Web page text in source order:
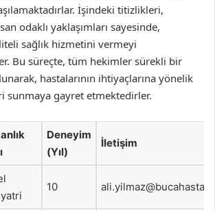
İşindeki titizlikleri,
odaklı yaklaşımları sayesinde,
sağlık hizmetini vermeyi
Bu süreçte, tüm hekimler sürekli bir
hastalarının ihtiyaçlarına yönelik
sunmaya gayret etmektedirler.
Deneyim
(Yıl)
İletişim
10